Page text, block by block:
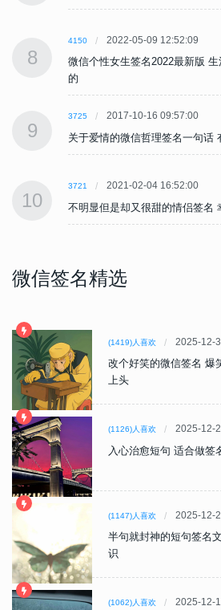
8
4150 2022-05-09 12:52:09
微信个性女生签名2022最新版
的
9
3725 2017-10-16 09:57:00
关于爱情的微信哲理签名一句话
10
3721 2021-02-04 16:52:00
不明显但是却又很甜的情侣签名
微信签名精选
(1419)人喜欢 2025-12-
改个好笑的微信签名 爆
上头
(1126)人喜欢 2025-12-
入心治愈短句 适合做签
(1147)人喜欢 2025-12-
半句就封神的短句签名
识
(1062)人喜欢 2025-12-